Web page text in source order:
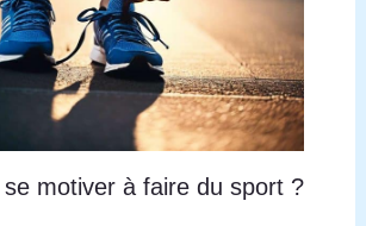
motiver à faire du sport ?